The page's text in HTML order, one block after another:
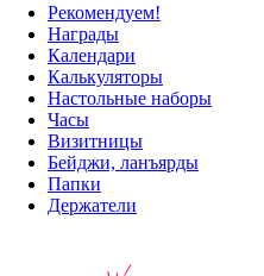
Рекомендуем!
Награды
Календари
Калькуляторы
Настольные наборы
Часы
Визитницы
Бейджи, ланъярды
Папки
Держатели